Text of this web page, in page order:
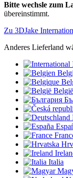
Bitte wechsle zum
übereinstimmt.
Zu 3DJake
Anderes Lieferland
België
Italia